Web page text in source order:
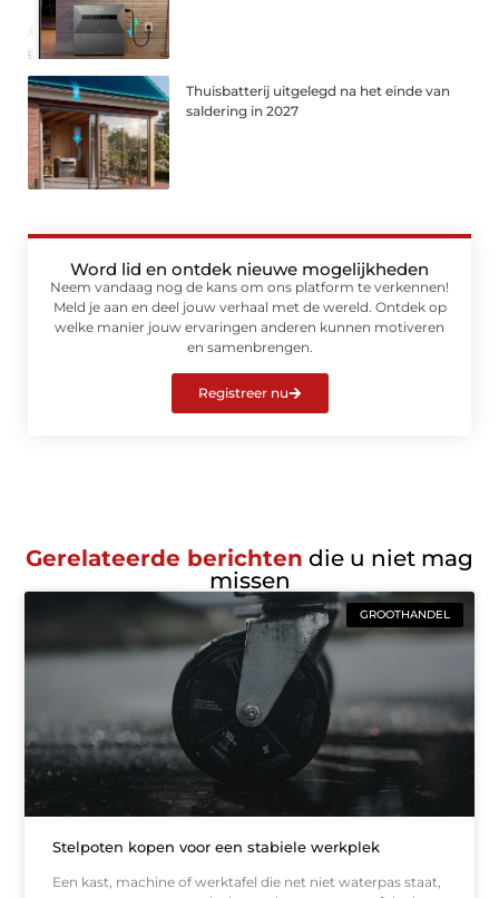
Thuisbatterij uitgelegd na het einde van
saldering in 2027
Word lid en ontdek nieuwe mogelijkheden
Neem vandaag nog de kans om ons platform te verkennen!
Meld je aan en deel jouw verhaal met de wereld. Ontdek op
welke manier jouw ervaringen anderen kunnen motiveren
en samenbrengen.
Registreer nu
Gerelateerde berichten die u niet mag
missen
GROOTHANDEL
Stelpoten kopen voor een stabiele werkplek
Een kast, machine of werktafel die net niet waterpas staat,